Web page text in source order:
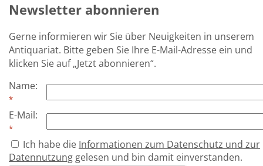
Neubücher
AVKB-Edition
AVKB-Edition Downloads
Buchempfehlungen
Über uns
Aktuelles
Newsletter abonnieren
Gerne informieren wir Sie über Neuigkeiten in unserem
Antiquariat. Bitte geben Sie Ihre E-Mail-Adresse ein und
klicken Sie auf „Jetzt abonnieren“.
Name:
*
E-Mail:
*
Ich habe die Informationen zum Datenschutz und zur
Datennutzung gelesen und bin damit einverstanden.